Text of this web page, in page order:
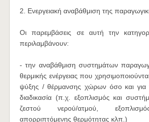
2. Ενεργειακή αναβάθμιση της
Οι παρεμβάσεις σε αυτή την
περιλαμβάνουν:
- την αναβάθμιση συστημάτων
θερμικής ενέργειας που
ψύξης / θέρμανσης χώρων όσο και για
διαδικασία (π.χ. εξοπλισμός και
ζεστού νερού/ατμού,
απορριπτόμενης θερμότητας κλπ.)